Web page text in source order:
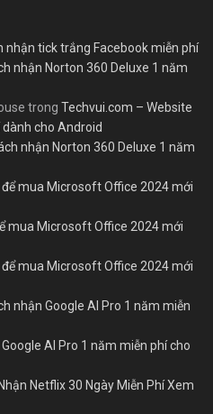
nhận tick trắng Facebook miễn phí
nhận Norton 360 Deluxe 1 năm
trong Techvui.com – Website
cho Android
nhận Norton 360 Deluxe 1 năm
để mua Microsoft Office 2024 mới
mua Microsoft Office 2024 mới
để mua Microsoft Office 2024 mới
nhận Google AI Pro 1 năm miễn
AI Pro 1 năm miễn phí cho
Netflix 30 Ngày Miễn Phí Xem